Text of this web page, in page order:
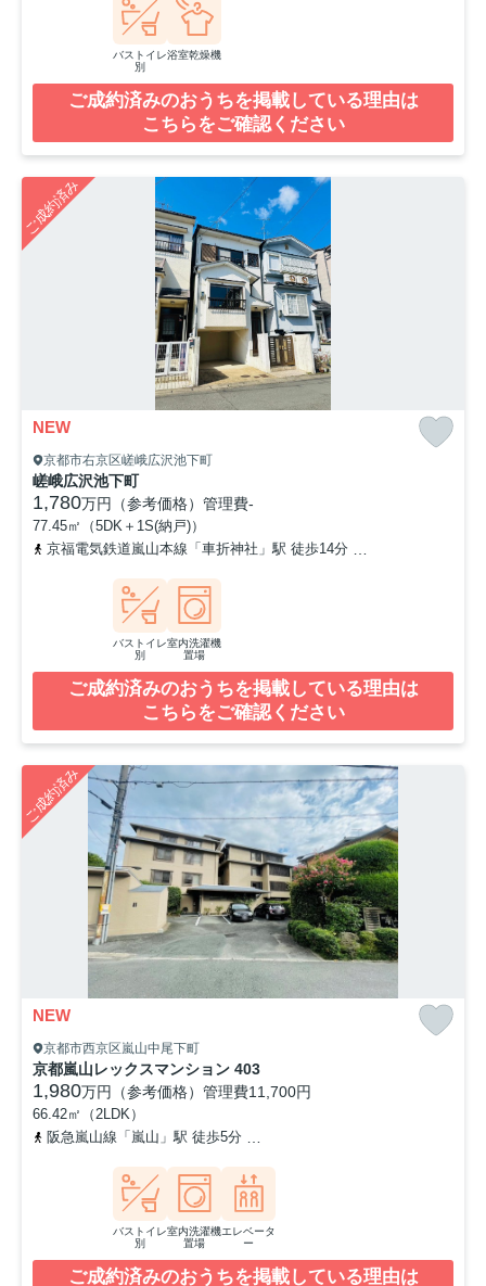
バストイレ
別
浴室乾燥機
ご成約済みのおうちを掲載している理由は
こちらをご確認ください
ご成約済み
NEW
京都市右京区嵯峨広沢池下町
嵯峨広沢池下町
1,780万円（参考価格） 管理費-
77.45㎡（5DK＋1S(納戸)）
京福電気鉄道嵐山本線「車折神社」駅 徒歩14分
バストイレ
別
室内洗濯機
置場
ご成約済みのおうちを掲載している理由は
こちらをご確認ください
ご成約済み
NEW
京都市西京区嵐山中尾下町
京都嵐山レックスマンション 403
1,980万円（参考価格） 管理費11,700円
66.42㎡（2LDK）
阪急嵐山線「嵐山」駅 徒歩5分
バストイレ
別
室内洗濯機
置場
エレベータ
ー
ご成約済みのおうちを掲載している理由は